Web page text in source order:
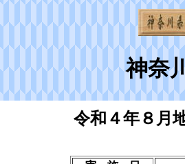
神奈
令和４年８月